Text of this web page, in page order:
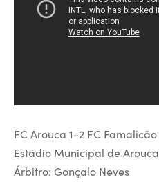
FC Arouca 1-2 FC Famalicão
Estádio Municipal de Arouca
Árbitro: Gonçalo Neves